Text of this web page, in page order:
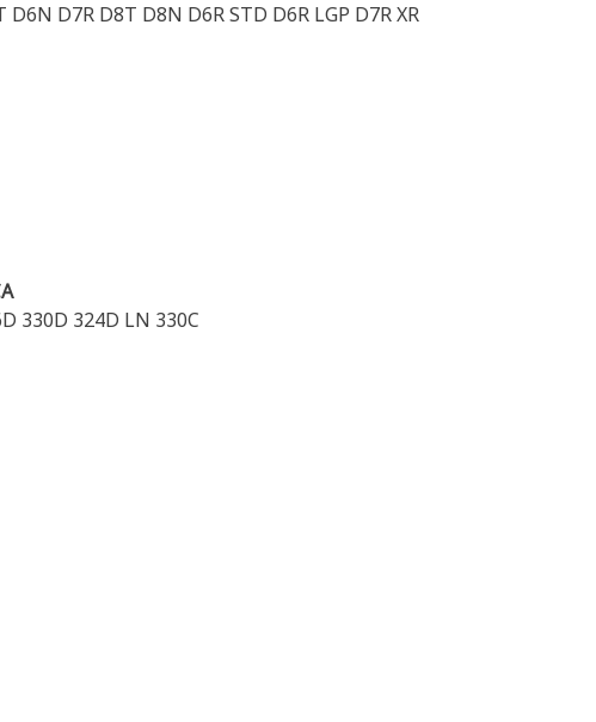
D7R D8T D8N D6R STD D6R LGP D7R XR
330D 324D LN 330C